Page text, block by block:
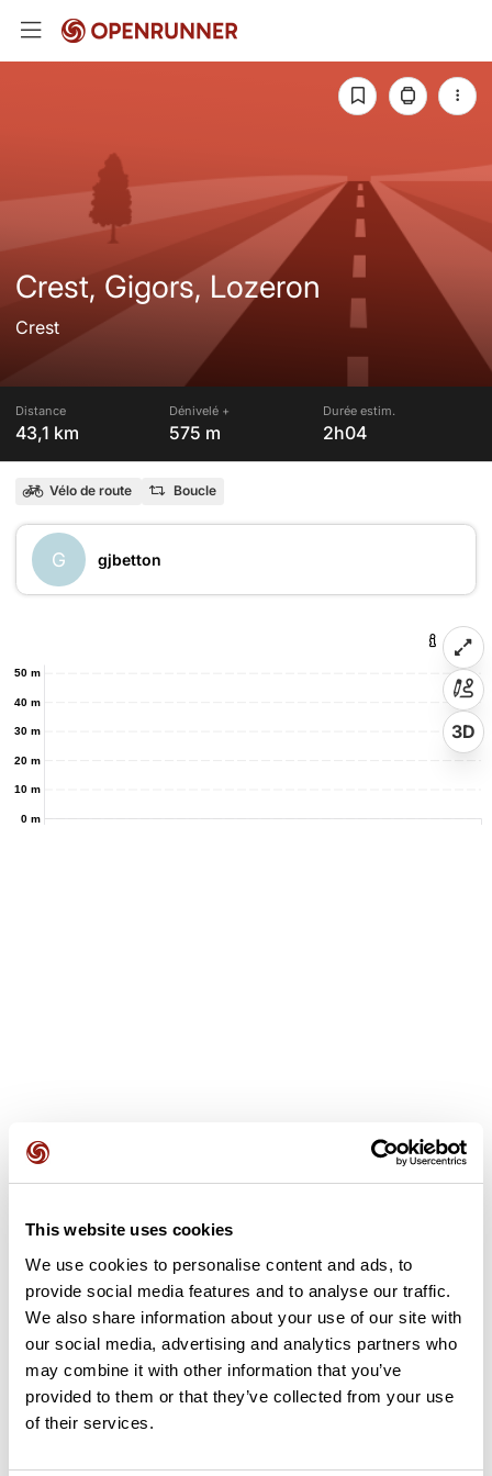
This website uses cookies
We use cookies to personalise content and ads, to
provide social media features and to analyse our traffic.
We also share information about your use of our site with
our social media, advertising and analytics partners who
may combine it with other information that you’ve
provided to them or that they’ve collected from your use
of their services.
Crest, Gigors, Lozeron
Crest
Distance
43,1 km
Dénivelé +
575 m
Durée estim.
2h04
Vélo de route Boucle
G gjbetton
0 m
10 m
20 m
30 m
40 m
50 m
3D
Ajouter un avis
Découvrez ce parcours de vélo de 43,1 km à proximité de